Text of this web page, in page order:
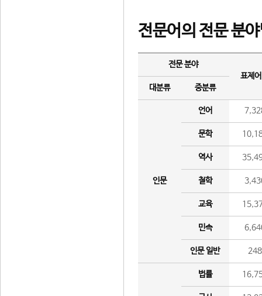
전문어의 전문 분
전문 분야
표제
대분류
중분류
인문
언어
문학
역사
철학
교육
민속
인문 일반 248
법률